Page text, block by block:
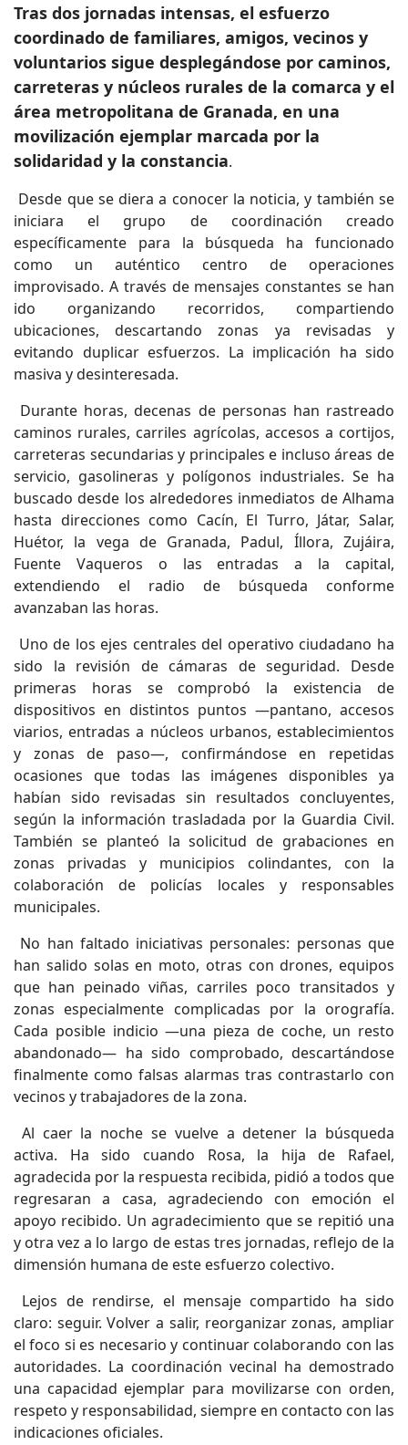
Tras dos jornadas intensas, el esfuerzo
coordinado de familiares, amigos, vecinos y
voluntarios sigue desplegándose por caminos,
carreteras y núcleos rurales de la comarca y el
área metropolitana de Granada, en una
movilización ejemplar marcada por la
solidaridad y la constancia.
Desde que se diera a conocer la noticia, y también se
iniciara el grupo de coordinación creado
específicamente para la búsqueda ha funcionado
como un auténtico centro de operaciones
improvisado. A través de mensajes constantes se han
ido organizando recorridos, compartiendo
ubicaciones, descartando zonas ya revisadas y
evitando duplicar esfuerzos. La implicación ha sido
masiva y desinteresada.
Durante horas, decenas de personas han rastreado
caminos rurales, carriles agrícolas, accesos a cortijos,
carreteras secundarias y principales e incluso áreas de
servicio, gasolineras y polígonos industriales. Se ha
buscado desde los alrededores inmediatos de Alhama
hasta direcciones como Cacín, El Turro, Játar, Salar,
Huétor, la vega de Granada, Padul, Íllora, Zujáira,
Fuente Vaqueros o las entradas a la capital,
extendiendo el radio de búsqueda conforme
avanzaban las horas.
Uno de los ejes centrales del operativo ciudadano ha
sido la revisión de cámaras de seguridad. Desde
primeras horas se comprobó la existencia de
dispositivos en distintos puntos —pantano, accesos
viarios, entradas a núcleos urbanos, establecimientos
y zonas de paso—, confirmándose en repetidas
ocasiones que todas las imágenes disponibles ya
habían sido revisadas sin resultados concluyentes,
según la información trasladada por la Guardia Civil.
También se planteó la solicitud de grabaciones en
zonas privadas y municipios colindantes, con la
colaboración de policías locales y responsables
municipales.
No han faltado iniciativas personales: personas que
han salido solas en moto, otras con drones, equipos
que han peinado viñas, carriles poco transitados y
zonas especialmente complicadas por la orografía.
Cada posible indicio —una pieza de coche, un resto
abandonado— ha sido comprobado, descartándose
finalmente como falsas alarmas tras contrastarlo con
vecinos y trabajadores de la zona.
Al caer la noche se vuelve a detener la búsqueda
activa. Ha sido cuando Rosa, la hija de Rafael,
agradecida por la respuesta recibida, pidió a todos que
regresaran a casa, agradeciendo con emoción el
apoyo recibido. Un agradecimiento que se repitió una
y otra vez a lo largo de estas tres jornadas, reflejo de la
dimensión humana de este esfuerzo colectivo.
Lejos de rendirse, el mensaje compartido ha sido
claro: seguir. Volver a salir, reorganizar zonas, ampliar
el foco si es necesario y continuar colaborando con las
autoridades. La coordinación vecinal ha demostrado
una capacidad ejemplar para movilizarse con orden,
respeto y responsabilidad, siempre en contacto con las
indicaciones oficiales.